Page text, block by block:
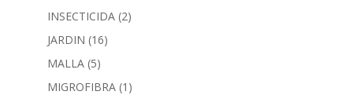
INSECTICIDA (2)
JARDIN (16)
MALLA (5)
MIGROFIBRA (1)